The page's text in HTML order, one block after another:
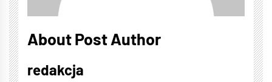
About Post Author
redakcja